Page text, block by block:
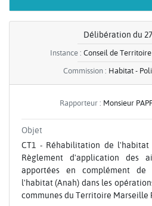
Délibération du
Instance : Conseil de
Commission : Habitat -
Rapporteur : Monsieur
Objet
CT1 - Réhabilitation de
Règlement d'application des
apportées en complément de
l'habitat (Anah) dans les
communes du Territoire Marseille